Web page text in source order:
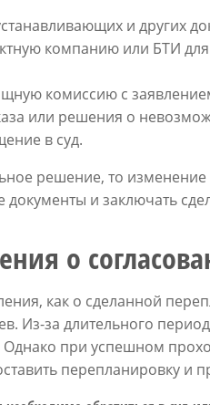
и других
компанию или БТИ для
комиссию с
или решения о
в суд.
решение, то
документы и заключать
о
как о сделанной
Из-за длительного
при успешном
перепланировку и